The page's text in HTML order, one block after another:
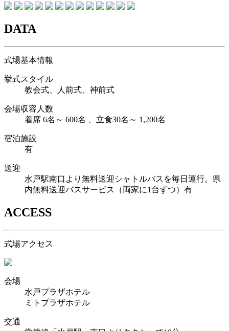
DATA
式場基本情報
挙式スタイル
教会式、人前式、神前式
会場収容人数
着席 6名～ 600名 、立食30名～ 1,200名
宿泊施設
有
送迎
水戸駅南口より無料送迎シャトルバスを毎日運行。県
内無料送迎バスサービス（両家に1台ずつ）有
ACCESS
式場アクセス
会場
水戸プラザホテル
ミトプラザホテル
交通